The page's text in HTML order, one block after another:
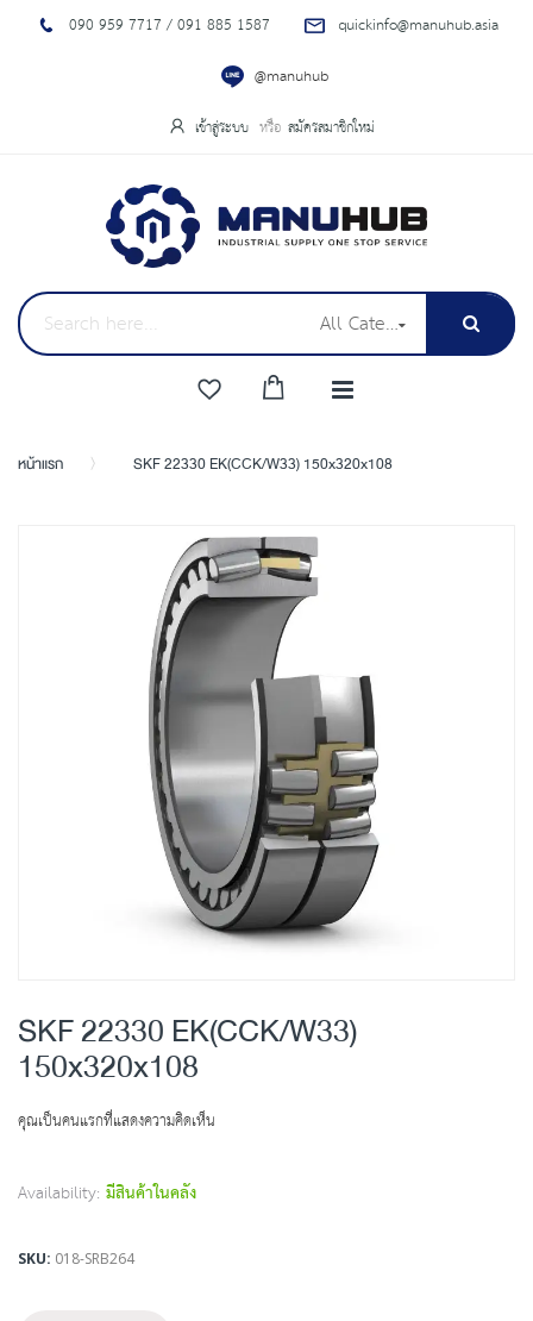
090 959 7717 / 091 885 1587
quickinfo@manuhub.asia
@manuhub
เข้าสู่ระบบ สมัครสมาชิกใหม่
All Categories
หน้าแรก SKF 22330 EK(CCK/W33) 150x320x108
Skip
to
the
end
of
the
images
gallery
to
the
SKF 22330 EK(CCK/W33)
150x320x108
คุณเป็นคนแรกที่แสดงความคิดเห็น
Availability: มีสินค้าในคลัง
SKU 018-SRB264